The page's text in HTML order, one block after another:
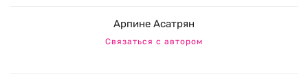
Арпине Асатрян
Связаться с автором